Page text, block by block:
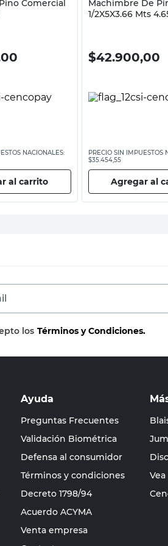
Comercial
NACIONALES:
al carrito
Machimbre De
1/2X5X3.66 Mts
$42.900,00
PRECIO SIN IMPUESTOS
$35.454,55
Agregar al
los Términos y Condiciones.
Ayuda
Preguntas Frecuentes
Validación Biométrica
Defensa al consumidor
Términos y condiciones
Decreto 1798/94
Acuerdo ACYMA
Venta empresa
Vea